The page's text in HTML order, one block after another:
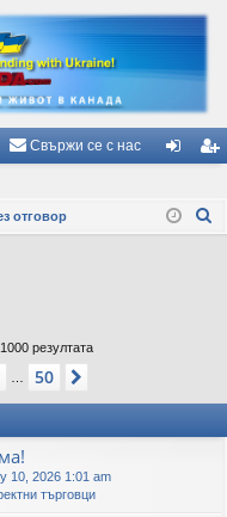
Свържи се с нас
з ис
отговор
резултата
50
10, 2026 1:01 am
търговци